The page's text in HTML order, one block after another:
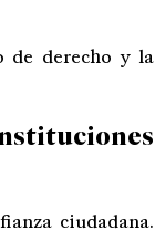
de derecho y la
ciudadana.